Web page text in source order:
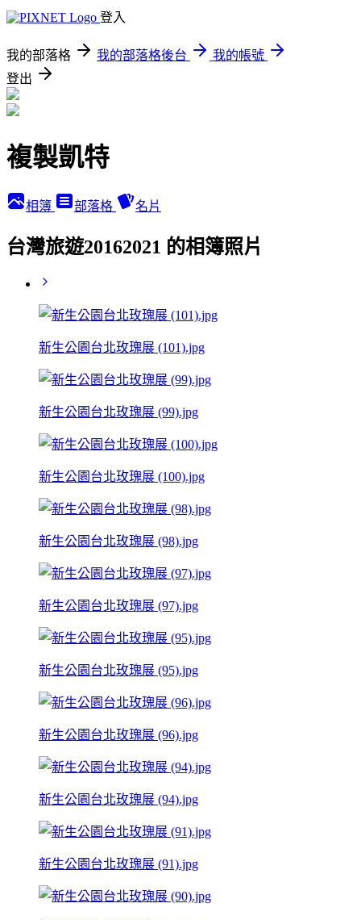
登入
我的部落格 我的部落格後台
我的帳號
登出
複製凱特
相簿 部落格 名片
台灣旅遊20162021 的相簿照片
新生公園台北玫瑰展 (101).jpg
新生公園台北玫瑰展 (99).jpg
新生公園台北玫瑰展 (100).jpg
新生公園台北玫瑰展 (98).jpg
新生公園台北玫瑰展 (97).jpg
新生公園台北玫瑰展 (95).jpg
新生公園台北玫瑰展 (96).jpg
新生公園台北玫瑰展 (94).jpg
新生公園台北玫瑰展 (91).jpg